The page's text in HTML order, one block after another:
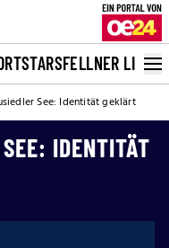
STARSFELLNER LIVE
See: Identität geklärt
IDENTITÄT